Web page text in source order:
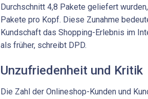
Durchschnitt 4,8 Pakete geliefert
Pakete pro Kopf. Diese Zunahme
Kundschaft das Shopping-Erlebnis im
als früher, schreibt DPD.
Unzufriedenheit und Kritik
Die Zahl der Onlineshop-Kunden und